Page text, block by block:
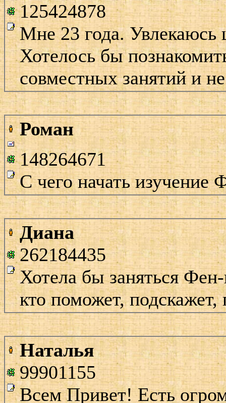
125424878
Мне 23 года.
Хотелось бы
совместных занятий и
Роман
148264671
С чего начать
Диана
262184435
Хотела бы заняться
кто поможет, подскажет,
Наталья
99901155
Всем Привет! Есть